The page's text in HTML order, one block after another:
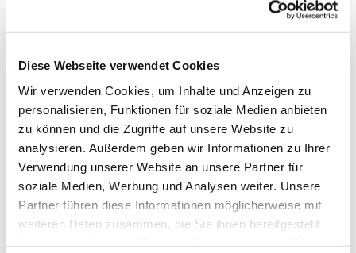
Diese Webseite verwendet Cookies
Wir verwenden Cookies, um Inhalte und Anzeigen zu
personalisieren, Funktionen für soziale Medien anbieten
zu können und die Zugriffe auf unsere Website zu
analysieren. Außerdem geben wir Informationen zu Ihrer
Verwendung unserer Website an unsere Partner für
soziale Medien, Werbung und Analysen weiter. Unsere
Partner führen diese Informationen möglicherweise mit
weiteren Daten zusammen, die Sie ihnen bereitgestellt
Valentina Barreto (+49 176 24415102)
Website von Hakuna